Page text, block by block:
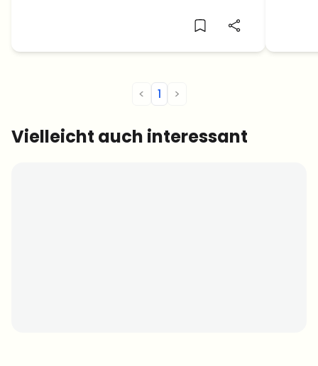
< 1 >
Vielleicht auch interessant